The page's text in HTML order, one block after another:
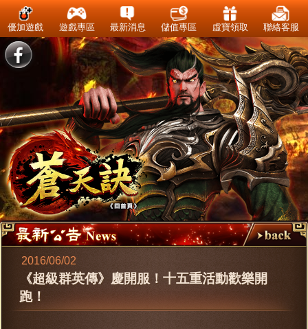
優加遊戲 遊戲專區 最新消息 儲值專區 虛寶領取 聯絡客服
2016/06/02
《超級群英傳》慶開服！十五重活動歡樂開
跑！